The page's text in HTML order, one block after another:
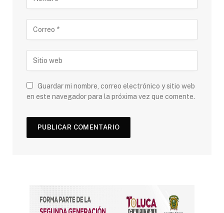
Guardar mi nombre, correo electrónico y sitio web
en este navegador para la próxima vez que comente.